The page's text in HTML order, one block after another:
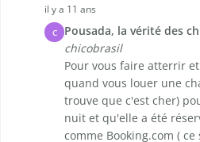
il y a 11 ans
C Pousada, la vérité des
chicobrasil
Pour vous faire atterrir
quand vous louer une
trouve que c'est cher)
nuit et qu'elle a été
comme Booking.com ( ce